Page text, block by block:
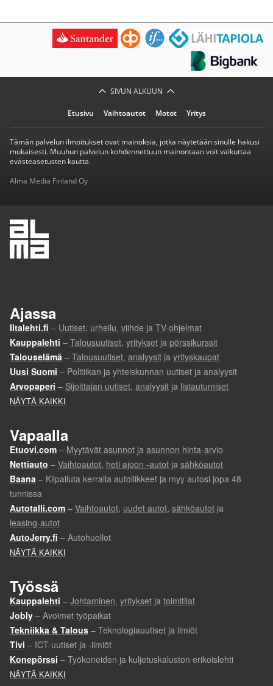
SIVUN ALKUUN
Etusivu Vaihtoautot Motot Yritys
Tämän palvelun ilmoitukset ovat mainoksia, jotka näytetään sinulle hakusi
mukaisesti. Muuhun palvelun kohdennettuun mainontaan voit vaikuttaa
evästeasetusten kautta.
Alma Media Finland Oy